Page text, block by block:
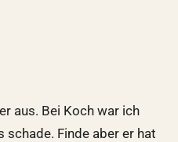
aus. Bei Koch war ich
schade. Finde aber er hat